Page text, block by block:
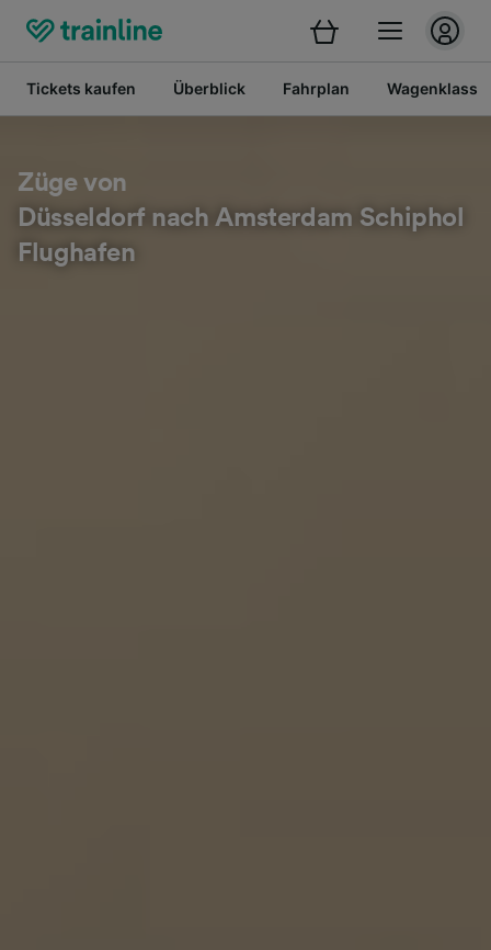
Tickets kaufen Überblick Fahrplan
Züge von
Düsseldorf nach Amsterdam Schiphol
Flughafen